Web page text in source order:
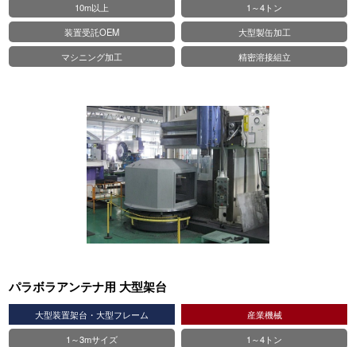
10m以上
1～4トン
装置受託OEM
大型製缶加工
マシニング加工
精密溶接組立
パラボラアンテナ用 大型架台
大型装置架台・大型フレーム
産業機械
1～3mサイズ
1～4トン